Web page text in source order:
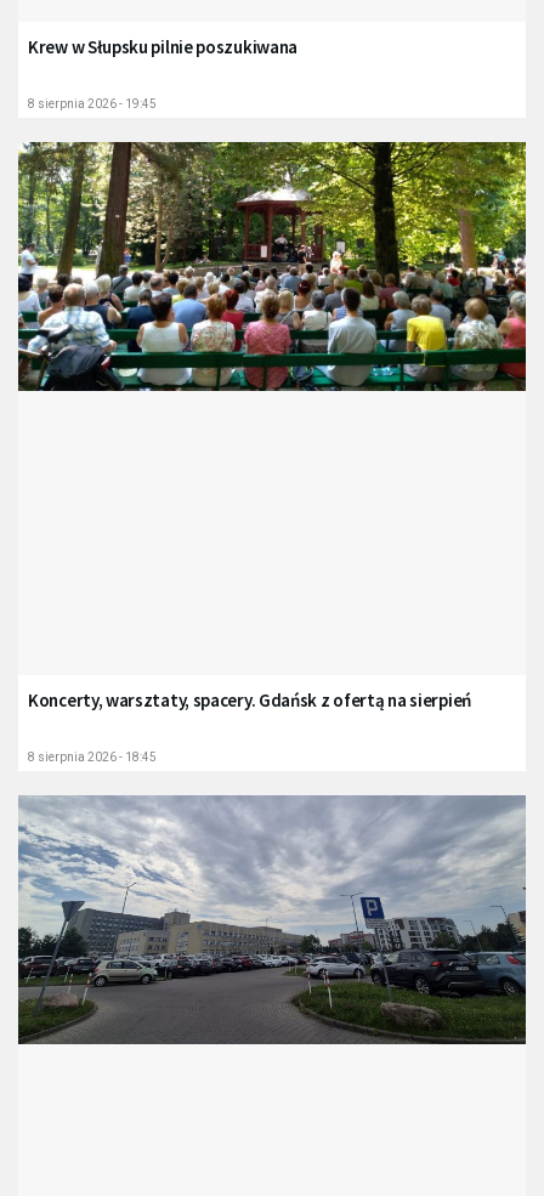
Krew w Słupsku pilnie poszukiwana
8 sierpnia 2026 - 19:45
Koncerty, warsztaty, spacery. Gdańsk z ofertą na sierpień
8 sierpnia 2026 - 18:45